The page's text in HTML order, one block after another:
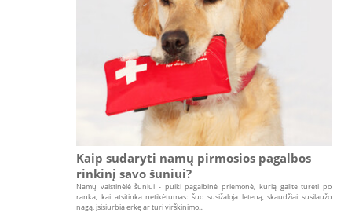
Kaip sudaryti namų pirmosios pagalbos
rinkinį savo šuniui?
Namų vaistinėlė šuniui - puiki pagalbinė priemonė, kurią galite turėti po
ranka, kai atsitinka netikėtumas: šuo susižaloja leteną, skaudžiai susilaužo
nagą, įsisiurbia erkę ar turi virškinimo...